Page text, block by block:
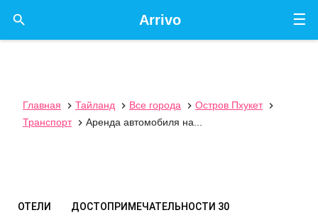
☰
Arrivo

Главная  Тайланд  Все города  Остров Пхукет

Транспорт
 Аренда автомобиля на...
ОТЕЛИ ДОСТОПРИМЕЧАТЕЛЬНОСТИ 30